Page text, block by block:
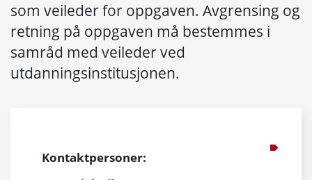
som veileder for oppgaven. Avgrensing og
retning på oppgaven må bestemmes i
samråd med veileder ved
utdanningsinstitusjonen.
Kontaktpersoner: